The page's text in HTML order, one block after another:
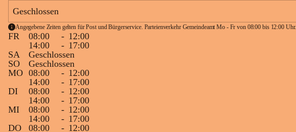
Geschlossen
Angegebene Zeiten gelten für Post und Bürgerservice. Parteienverkehr Gemeindeamt Mo - Fr von 08:00 bis 12:00 Uhr.
FR 08:00 - 12:00
14:00
- 17:00
SA
Geschlossen
SO
Geschlossen
MO 08:00 - 12:00
14:00
- 17:00
DI
08:00 - 12:00
14:00
- 17:00
MI
08:00 - 12:00
14:00
- 17:00
DO
08:00 - 12:00